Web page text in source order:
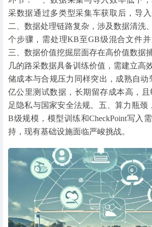
采数据通过多类型采集车获取后，导入
二、数据处理链路复杂，涉及数据清洗
个步骤，需处理KB至GB级混合文件并
三、数据价值挖掘层面存在高价值数据
几的路采数据具备训练价值，需建立高
储成本与合规压力同样突出，成熟自动
亿公里测试数据，长期留存成本高，
足隐私与国家安全法规。五、算力瓶颈
B级规模，模型训练和CheckPoint写入
持，现有基础设施面临严峻挑战。